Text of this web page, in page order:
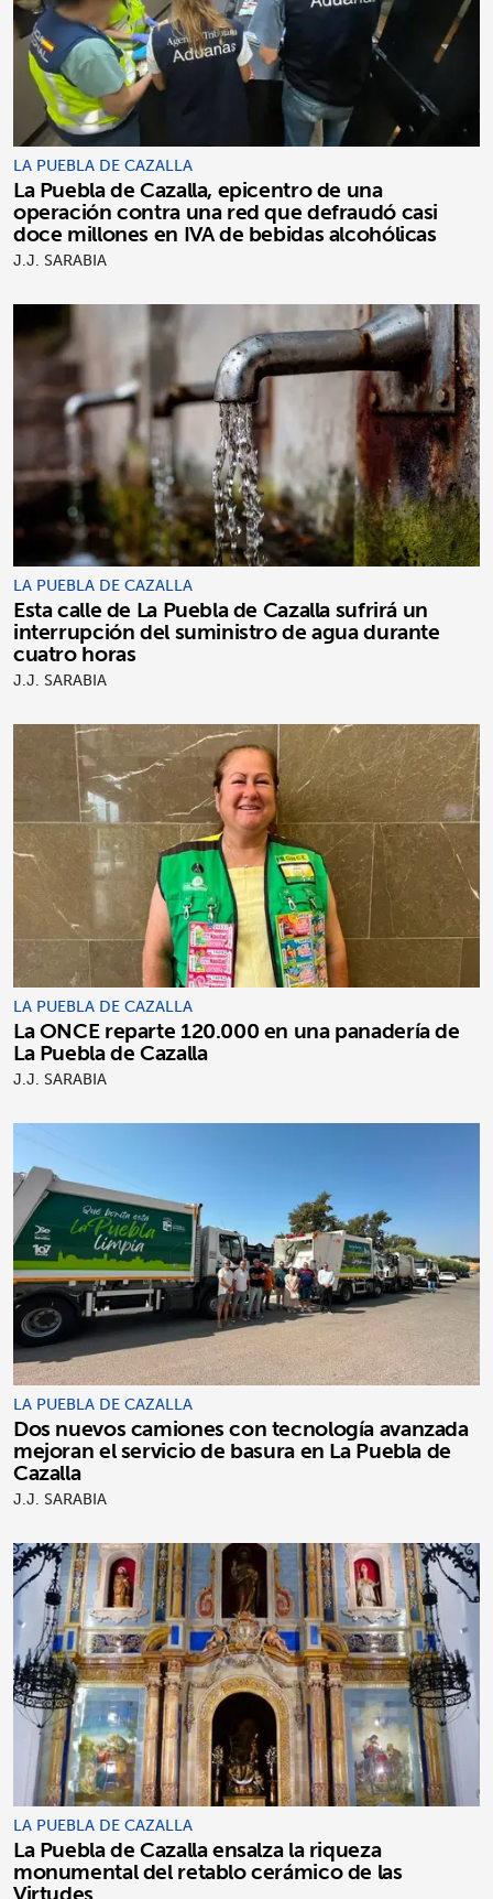
LA PUEBLA DE CAZALLA
La Puebla de Cazalla, epicentro de una
operación contra una red que defraudó casi
doce millones en IVA de bebidas alcohólicas
J.J. SARABIA
LA PUEBLA DE CAZALLA
Esta calle de La Puebla de Cazalla sufrirá un
interrupción del suministro de agua durante
cuatro horas
J.J. SARABIA
LA PUEBLA DE CAZALLA
La ONCE reparte 120.000 en una panadería de
La Puebla de Cazalla
J.J. SARABIA
LA PUEBLA DE CAZALLA
Dos nuevos camiones con tecnología avanzada
mejoran el servicio de basura en La Puebla de
Cazalla
J.J. SARABIA
LA PUEBLA DE CAZALLA
La Puebla de Cazalla ensalza la riqueza
monumental del retablo cerámico de las